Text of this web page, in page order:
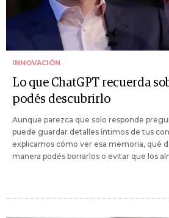
INNOVACIÓN
Lo que ChatGPT recuerda
podés descubrirlo
Aunque parezca que solo responde
puede guardar detalles íntimos de tus
explicamos cómo ver esa memoria, qué
manera podés borrarlos o evitar que los